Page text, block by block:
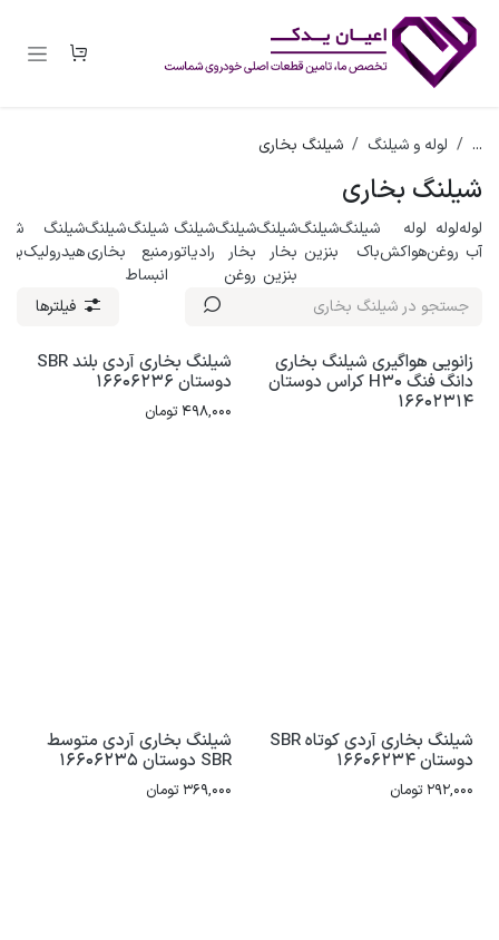
... لوله و شیلنگ شیلنگ بخاری
شیلنگ بخاری
لوله
آب
لوله
روغن
لوله
هواکش
شیلنگ
باک
شیلنگ
بنزین
شیلنگ
بخار
بنزین
شیلنگ
بخار
روغن
شیلنگ
رادیاتور
شیلنگ
منبع
انبساط
شیلنگ
بخاری
شیلنگ
هیدرولیک
فیلترها
زانویی هواگیری شیلنگ بخاری
دانگ فنگ H30 کراس دوستان
16602314
شیلنگ بخاری آردی بلند SBR
دوستان 16606236
498,000 تومان
شیلنگ بخاری آردی کوتاه SBR
دوستان 16606234
292,000 تومان
شیلنگ بخاری آردی متوسط
SBR دوستان 16606235
369,000 تومان